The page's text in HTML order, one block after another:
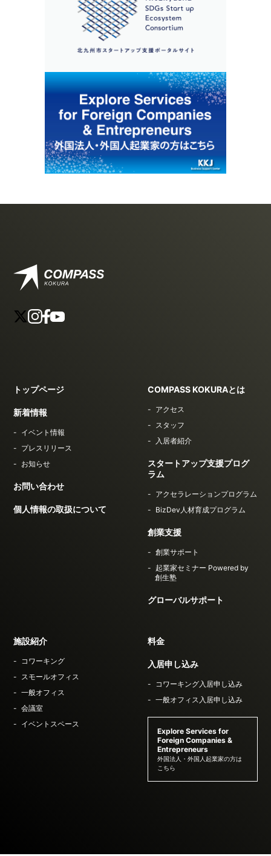
トップページ
新着情報
イベント情報
プレスリリース
お知らせ
お問い合わせ
個人情報の取扱について
COMPASS KOKURAとは
アクセス
スタッフ
入居者紹介
スタートアップ支援プログ
ラム
アクセラレーションプログラム
BizDev人材育成プログラム
創業支援
創業サポート
起業家セミナー Powered by
創生塾
グローバルサポート
施設紹介
コワーキング
スモールオフィス
一般オフィス
会議室
イベントスペース
料金
入居申し込み
コワーキング入居申し込み
一般オフィス入居申し込み
Explore Services for
Foreign Companies &
Entrepreneurs
外国法人・外国人起業家の方は
こちら